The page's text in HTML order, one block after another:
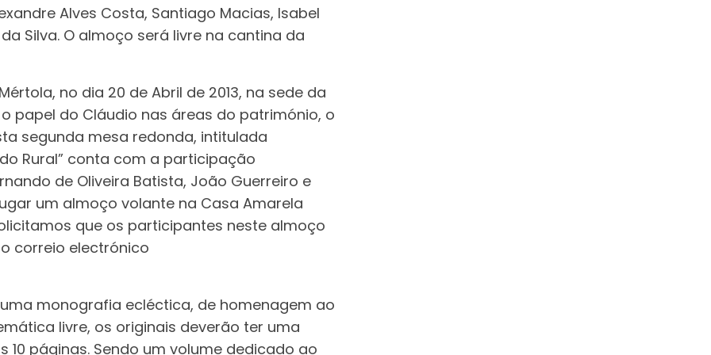
Alves Costa, Santiago Macias, Isabel
Silva. O almoço será livre na cantina da
no dia 20 de Abril de 2013, na sede da
papel do Cláudio nas áreas do património, o
segunda mesa redonda, intitulada
Rural” conta com a participação
de Oliveira Batista, João Guerreiro e
um almoço volante na Casa Amarela
que os participantes neste almoço
correio electrónico
monografia ecléctica, de homenagem ao
livre, os originais deverão ter uma
páginas. Sendo um volume dedicado ao